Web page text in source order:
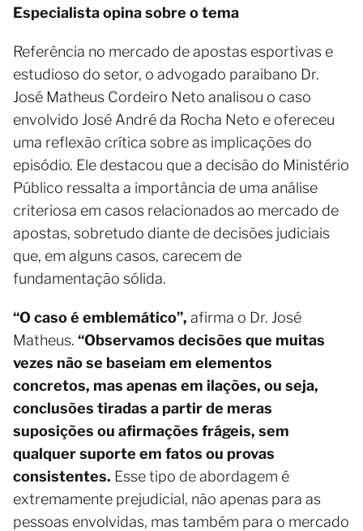
Especialista opina sobre o tema
Referência no mercado de apostas esportivas e
estudioso do setor, o advogado paraibano Dr.
José Matheus Cordeiro Neto analisou o caso
envolvido José André da Rocha Neto e ofereceu
uma reflexão crítica sobre as implicações do
episódio. Ele destacou que a decisão do Ministério
Público ressalta a importância de uma análise
criteriosa em casos relacionados ao mercado de
apostas, sobretudo diante de decisões judiciais
que, em alguns casos, carecem de
fundamentação sólida.
“O caso é emblemático”, afirma o Dr. José
Matheus. “Observamos decisões que muitas
vezes não se baseiam em elementos
concretos, mas apenas em ilações, ou seja,
conclusões tiradas a partir de meras
suposições ou afirmações frágeis, sem
qualquer suporte em fatos ou provas
consistentes. Esse tipo de abordagem é
extremamente prejudicial, não apenas para as
pessoas envolvidas, mas também para o mercado